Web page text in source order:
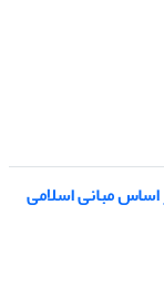
مبانی اسلامی